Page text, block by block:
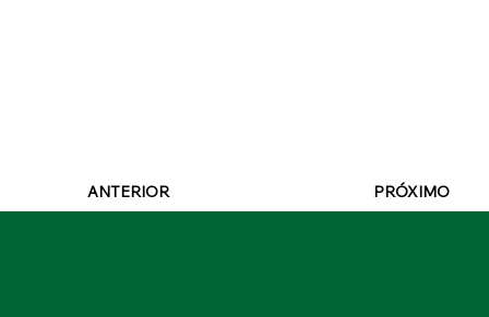
ANTERIOR PRÓXIMO